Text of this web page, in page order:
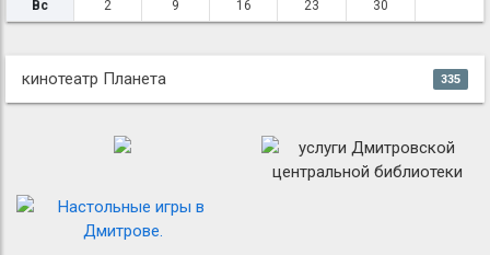
Вс 2 9 16 23 30
кинотеатр Планета 335